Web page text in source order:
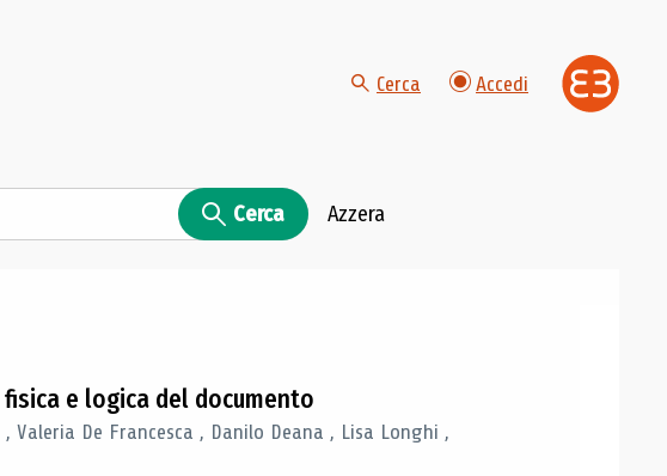
Cerca Accedi
Cerca Azzera
fisica e logica del documento
, Valeria De Francesca , Danilo Deana , Lisa Longhi ,